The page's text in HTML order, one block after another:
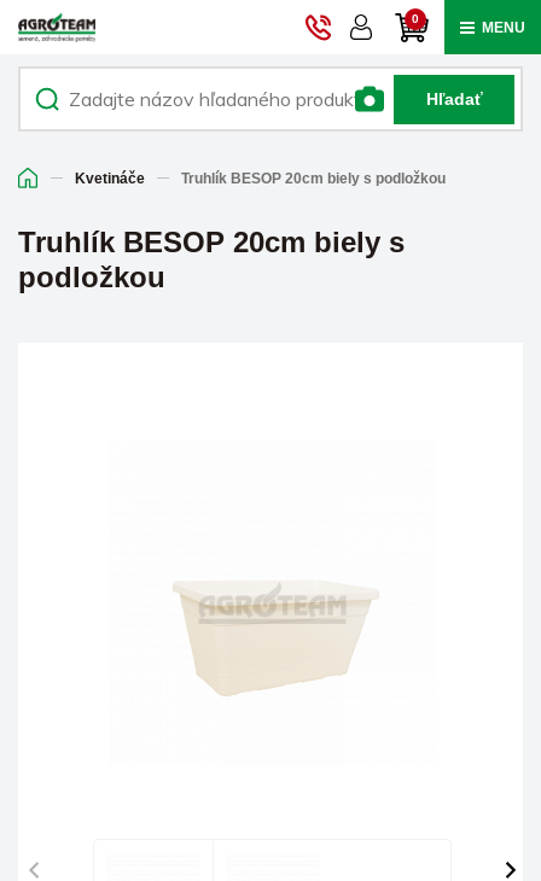
0 MENU
Hľadať
Kvetináče Truhlík BESOP 20cm biely s podložkou
Truhlík BESOP 20cm biely s
podložkou